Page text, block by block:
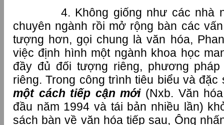
4. Không giống như các nhà
chuyên ngành rồi mở rộng bàn các
tượng hơn, gọi chung là văn hóa,
việc định hình một ngành khoa học
đầy đủ đối tượng riêng, phương
riêng. Trong công trình tiêu biểu và
một cách tiếp cận mới(Nxb. Văn
đầu năm 1994 và tái bản nhiều lần)
sách bàn về văn hóa tiếp sau, Ông